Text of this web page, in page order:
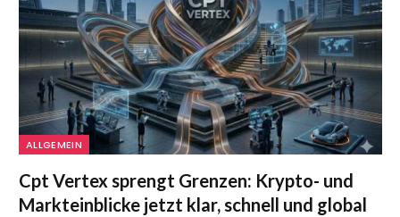
ALLGEMEIN
Cpt Vertex sprengt Grenzen: Krypto- und
Markteinblicke jetzt klar, schnell und global